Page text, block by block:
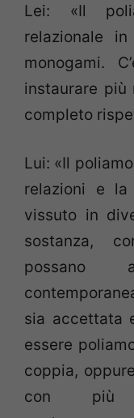
Lei: «Il
relazionale
monogami.
instaurare
completo
Lui: «Il
relazioni e
vissuto in
sostanza,
possano
sia accettata
essere
coppia,
con più